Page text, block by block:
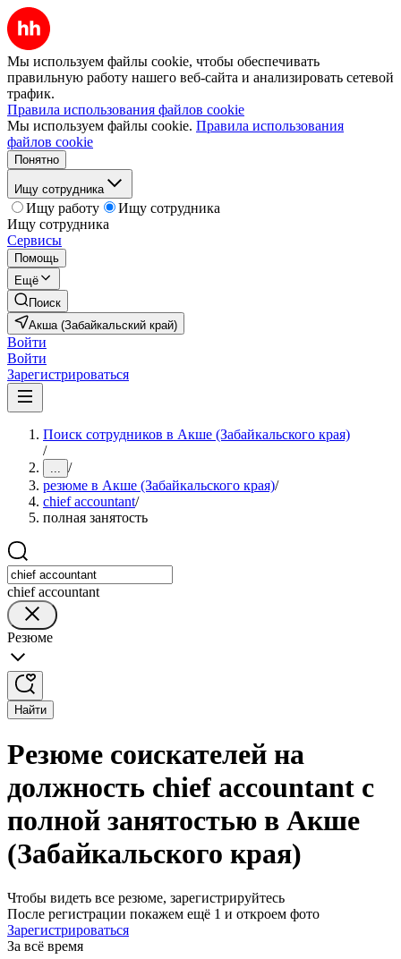
Мы используем файлы cookie, чтобы обеспечивать
правильную работу нашего веб-сайта и анализировать сетевой
трафик.
Правила использования файлов cookie
Мы используем файлы cookie. Правила использования
файлов cookie
Понятно
Ищу сотрудника
Ищу работу
Ищу сотрудника
Ищу сотрудника
Сервисы
Помощь
Ещё
Поиск
Акша (Забайкальский край)
Войти
Войти
Зарегистрироваться
Поиск сотрудников в Акше (Забайкальского края)
/
... /
резюме в Акше (Забайкальского края)/
chief accountant/
полная занятость
chief accountant
Резюме
Найти
Резюме соискателей на
должность chief accountant с
полной занятостью в Акше
(Забайкальского края)
Чтобы видеть все резюме, зарегистрируйтесь
После регистрации покажем ещё 1 и откроем фото
Зарегистрироваться
За всё время